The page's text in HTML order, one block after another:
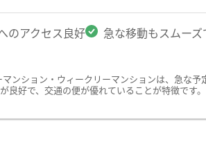
のアクセス良好 急な移動もスムー
ンション・ウィークリーマンションは、急な予
良好で、交通の便が優れていることが特徴です